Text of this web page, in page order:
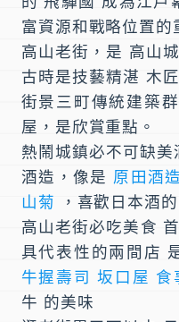
富資源和戰略位置的
高山老街，是 高山
古時是技藝精湛 木
街景三町傳統建築
屋，是欣賞重點。
熱鬧城鎮必不可缺美
酒造 ，像是 原田酒
山菊
，喜歡日本酒
高山老街必吃美食
具代表性的兩間店
牛握壽司 坂口屋 食
牛 的美味